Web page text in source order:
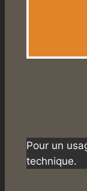
Pour un
technique.